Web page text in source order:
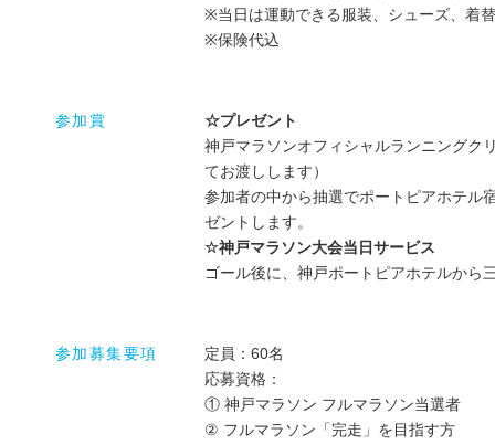
※当日は運動できる服装、シューズ、着
※保険代込
参加賞
☆プレゼント
神戸マラソンオフィシャルランニングク
てお渡しします）
参加者の中から抽選でポートピアホテル
ゼントします。
☆神戸マラソン大会当日サービス
ゴール後に、神戸ポートピアホテルから
参加募集要項
定員：60名
応募資格：
① 神戸マラソン フルマラソン当選者
② フルマラソン「完走」を目指す方